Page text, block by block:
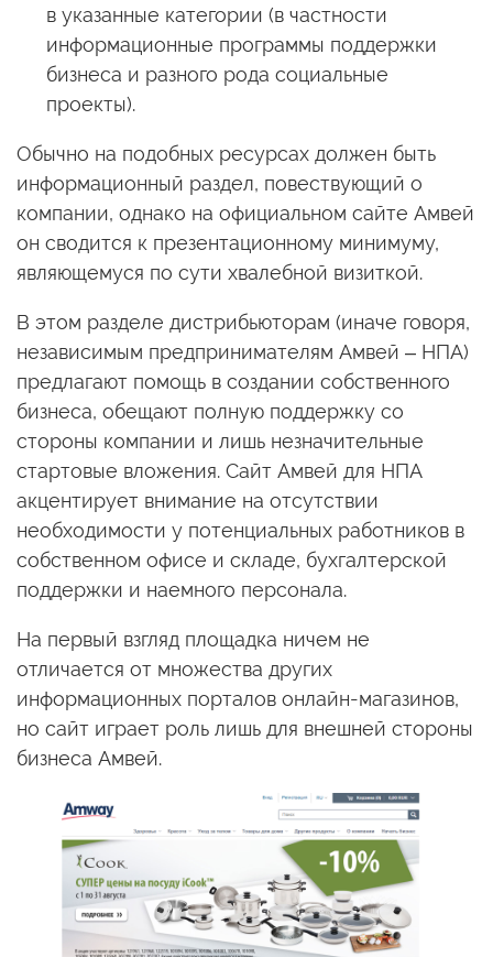
в указанные категории (в частности
информационные программы поддержки
бизнеса и разного рода социальные
проекты).
Обычно на подобных ресурсах должен быть
информационный раздел, повествующий о
компании, однако на официальном сайте Амвей
он сводится к презентационному минимуму,
являющемуся по сути хвалебной визиткой.
В этом разделе дистрибьюторам (иначе говоря,
независимым предпринимателям Амвей – НПА)
предлагают помощь в создании собственного
бизнеса, обещают полную поддержку со
стороны компании и лишь незначительные
стартовые вложения. Сайт Амвей для НПА
акцентирует внимание на отсутствии
необходимости у потенциальных работников в
собственном офисе и складе, бухгалтерской
поддержки и наемного персонала.
На первый взгляд площадка ничем не
отличается от множества других
информационных порталов онлайн-магазинов,
но сайт играет роль лишь для внешней стороны
бизнеса Амвей.